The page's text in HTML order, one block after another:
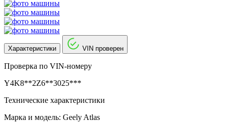
Характеристики VIN проверен
Проверка по VIN-номеру
Y4K8**2Z6**3025***
Технические характеристики
Марка и модель: Geely Atlas